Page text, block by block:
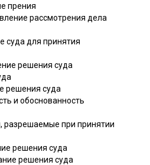
прения
рассмотрения дела
суда для принятия
решения суда
решения суда
и обоснованность
разрешаемые при принятии
решения суда
решения суда